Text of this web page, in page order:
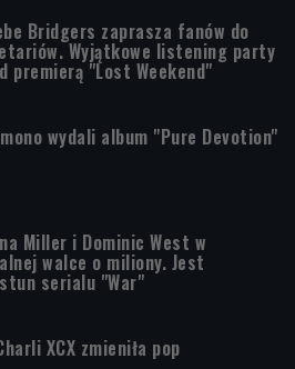
Bridgers zaprasza fanów do
Wyjątkowe listening party
premierą "Lost Weekend"
wydali album "Pure Devotion"
Miller i Dominic West w
walce o miliony. Jest
serialu "War"
XCX zmieniła pop